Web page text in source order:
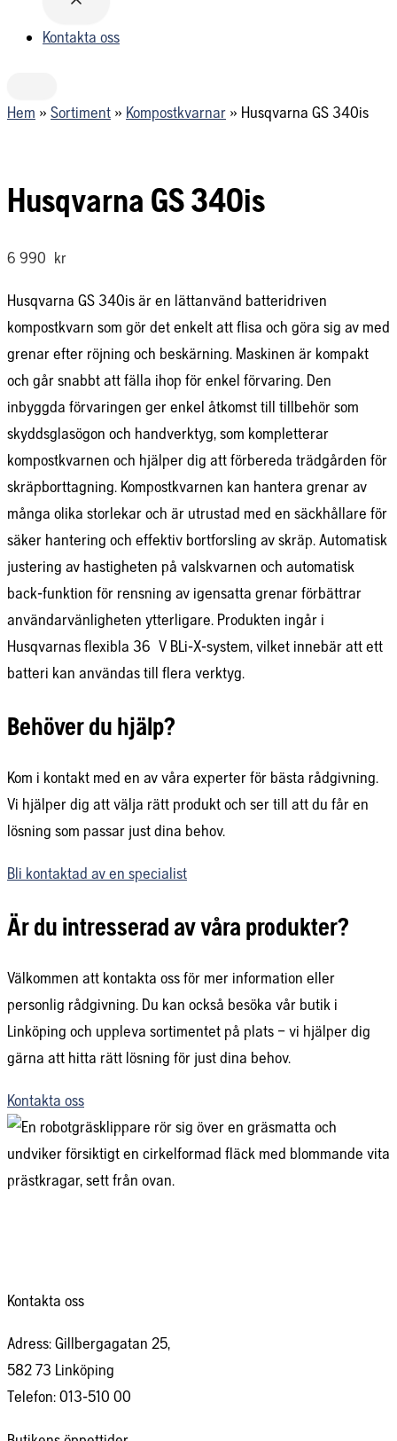
Kontakta oss
Hem » Sortiment » Kompostkvarnar » Husqvarna GS 340is
Husqvarna GS 340is
6 990 kr
Husqvarna GS 340is är en lättanvänd batteridriven
kompostkvarn som gör det enkelt att flisa och göra sig av med
grenar efter röjning och beskärning. Maskinen är kompakt
och går snabbt att fälla ihop för enkel förvaring. Den
inbyggda förvaringen ger enkel åtkomst till tillbehör som
skyddsglasögon och handverktyg, som kompletterar
kompostkvarnen och hjälper dig att förbereda trädgården för
skräpborttagning. Kompostkvarnen kan hantera grenar av
många olika storlekar och är utrustad med en säckhållare för
säker hantering och effektiv bortforsling av skräp. Automatisk
justering av hastigheten på valskvarnen och automatisk
back-funktion för rensning av igensatta grenar förbättrar
användarvänligheten ytterligare. Produkten ingår i
Husqvarnas flexibla 36 V BLi-X-system, vilket innebär att ett
batteri kan användas till flera verktyg.
Behöver du hjälp?
Kom i kontakt med en av våra experter för bästa rådgivning.
Vi hjälper dig att välja rätt produkt och ser till att du får en
lösning som passar just dina behov.
Bli kontaktad av en specialist
Är du intresserad av våra produkter?
Välkommen att kontakta oss för mer information eller
personlig rådgivning. Du kan också besöka vår butik i
Linköping och uppleva sortimentet på plats – vi hjälper dig
gärna att hitta rätt lösning för just dina behov.
Kontakta oss
Kontakta oss
Adress: Gillbergagatan 25,
582 73 Linköping
Telefon: 013-510 00